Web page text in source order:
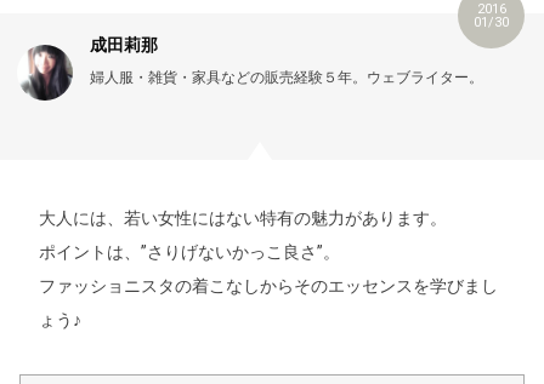
2016
01/30
成田莉那
婦人服・雑貨・家具などの販売経験５年。ウェブライター。
大人には、若い女性にはない特有の魅力があります。
ポイントは、”さりげないかっこ良さ”。
ファッショニスタの着こなしからそのエッセンスを学びまし
ょう♪